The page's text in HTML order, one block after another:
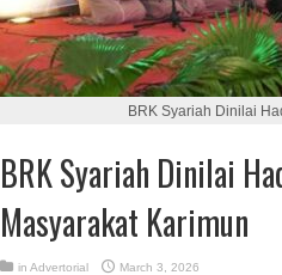
BRK Syariah Dinilai
BRK Syariah Dinilai
Masyarakat Karimun
in Advertorial March 3, 2026